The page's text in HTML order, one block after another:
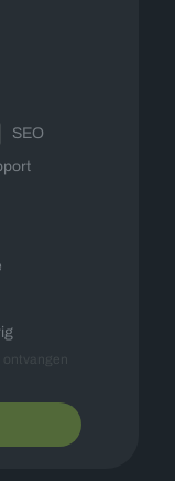
SEO